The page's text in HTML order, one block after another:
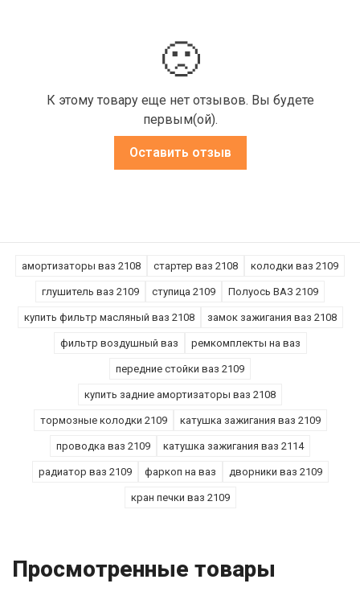
🙁
К этому товару еще нет отзывов. Вы будете
первым(ой).
Оставить отзыв
амортизаторы ваз 2108 стартер ваз 2108 колодки ваз 2109
глушитель ваз 2109 ступица 2109 Полуось ВАЗ 2109
купить фильтр масляный ваз 2108 замок зажигания ваз 2108
фильтр воздушный ваз ремкомплекты на ваз
передние стойки ваз 2109
купить задние амортизаторы ваз 2108
тормозные колодки 2109 катушка зажигания ваз 2109
проводка ваз 2109 катушка зажигания ваз 2114
радиатор ваз 2109 фаркоп на ваз дворники ваз 2109
кран печки ваз 2109
Просмотренные товары